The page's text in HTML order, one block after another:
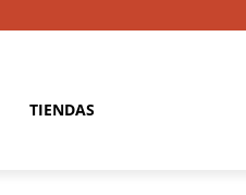
TIENDAS